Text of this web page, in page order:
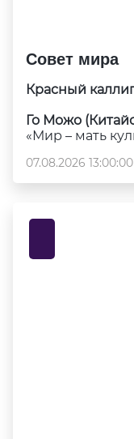
Совет мира
Красный
Го Можо
«Мир – мать
07.08.2026 13:00:00